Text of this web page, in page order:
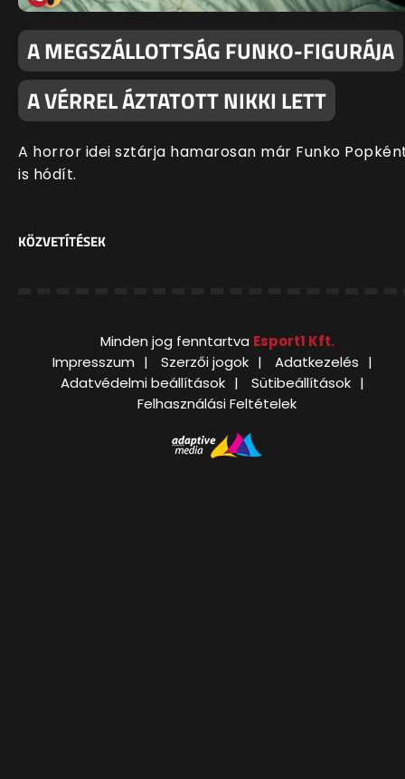
A MEGSZÁLLOTTSÁG FUNKO-FIGURÁJA
A VÉRREL ÁZTATOTT NIKKI LETT
A horror idei sztárja hamarosan már Funko
is hódít.
KÖZVETÍTÉSEK
Minden jog fenntartva Esport1 Kft.
Impresszum
Szerzői jogok
Adatkezelés
Adatvédelmi beállítások
Sütibeállítások
Felhasználási Feltételek